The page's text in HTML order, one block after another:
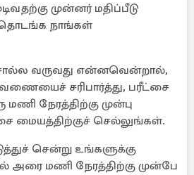
முன்னர் மதிப்பீடு
நாங்கள்
வருவது என்னவென்றால்,
சரிபார்த்து, பரீட்சை
நேரத்திற்கு முன்பு
மையத்திற்குச் செல்லுங்கள்.
சென்று உங்களுக்கு
அரை மணி நேரத்திற்கு முன்பே